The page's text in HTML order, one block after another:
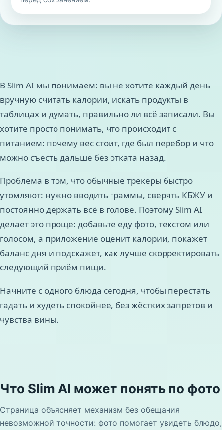
В Slim AI мы понимаем: вы не хотите каждый день
вручную считать калории, искать продукты в
таблицах и думать, правильно ли всё записали. Вы
хотите просто понимать, что происходит с
питанием: почему вес стоит, где был перебор и что
можно съесть дальше без отката назад.
Проблема в том, что обычные трекеры быстро
утомляют: нужно вводить граммы, сверять КБЖУ и
постоянно держать всё в голове. Поэтому Slim AI
делает это проще: добавьте еду фото, текстом или
голосом, а приложение оценит калории, покажет
баланс дня и подскажет, как лучше скорректировать
следующий приём пищи.
Начните с одного блюда сегодня, чтобы перестать
гадать и худеть спокойнее, без жёстких запретов и
чувства вины.
Что Slim AI может понять по фото
Страница объясняет механизм без обещания
невозможной точности: фото помогает увидеть блюдо,